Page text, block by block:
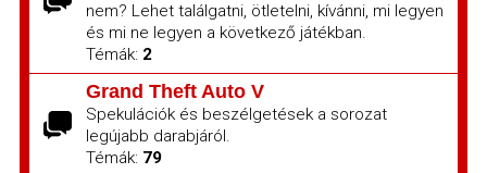
nem? Lehet találgatni, ötletelni, kívánni, mi legyen
és mi ne legyen a következő játékban.
Témák: 2
Grand Theft Auto V
Spekulációk és beszélgetések a sorozat
legújabb darabjáról.
Témák: 79